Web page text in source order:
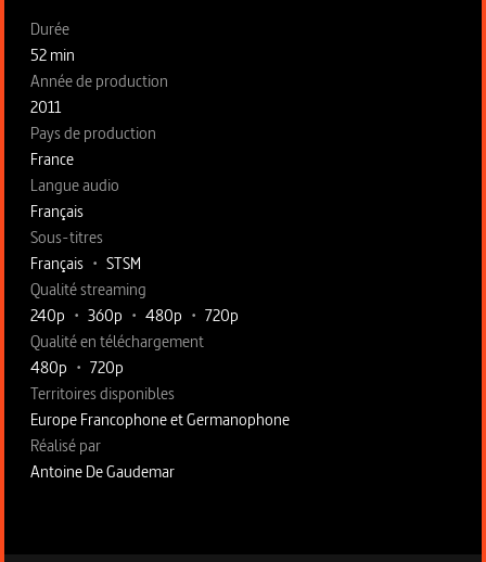
Fiche technique section gauche
Durée
52 min
Année de production
2011
Pays de production
France
Langue audio
Français
Sous-titres
Français • STSM
Qualité streaming
240p • 360p • 480p • 720p
Qualité en téléchargement
480p • 720p
Territoires disponibles
Europe Francophone et Germanophone
Fiche technique section droite
Réalisé par
Antoine De Gaudemar